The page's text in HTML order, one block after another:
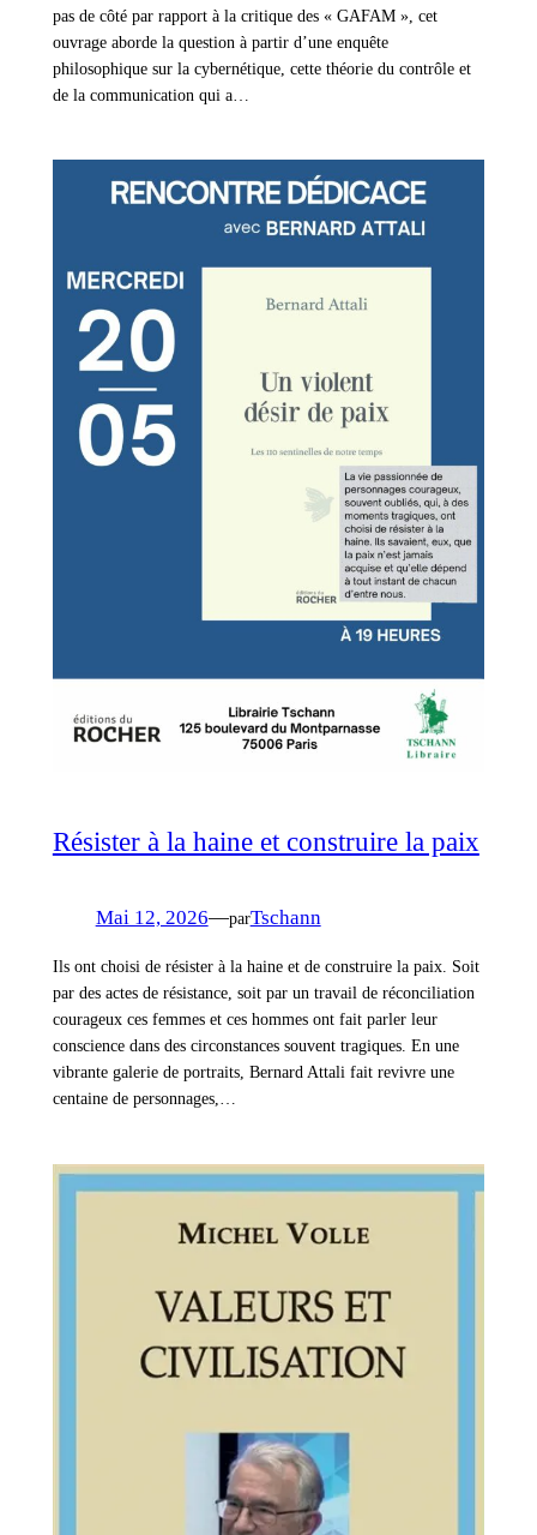
pas de côté par rapport à la critique des « GAFAM », cet
ouvrage aborde la question à partir d’une enquête
philosophique sur la cybernétique, cette théorie du contrôle et
de la communication qui a…
Résister à la haine et construire la paix
Mai 12, 2026—parTschann
Ils ont choisi de résister à la haine et de construire la paix. Soit
par des actes de résistance, soit par un travail de réconciliation
courageux ces femmes et ces hommes ont fait parler leur
conscience dans des circonstances souvent tragiques. En une
vibrante galerie de portraits, Bernard Attali fait revivre une
centaine de personnages,…